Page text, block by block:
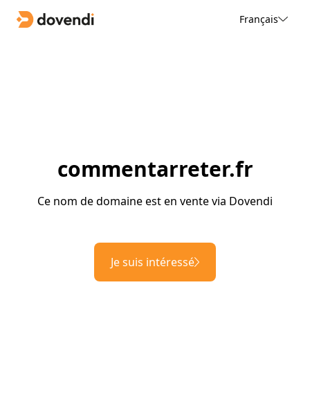
Français
commentarreter.fr
Ce nom de domaine est en vente via Dovendi
Je suis intéressé